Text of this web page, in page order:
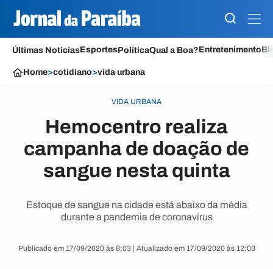
Últimas NotíciasEsportesPolíticaQual a Boa?Entretenimento
Home>cotidiano>vida urbana
VIDA URBANA
Hemocentro realiza
campanha de doação de
sangue nesta quinta
Estoque de sangue na cidade está abaixo da média
durante a pandemia de coronavírus
Publicado em 17/09/2020 às 8:03 | Atualizado em 17/09/2020 às 12:03